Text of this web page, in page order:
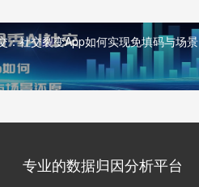
：社交裂变App如何实现免填码与场景
专业的数据归因分析平台